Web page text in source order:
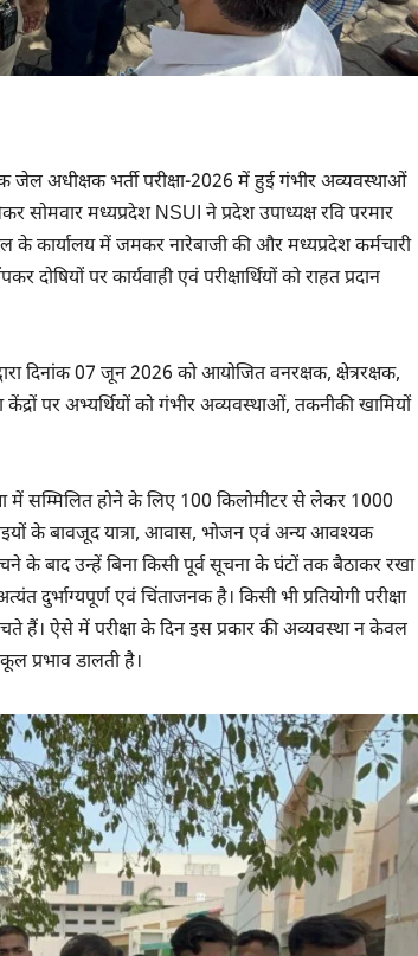
जेल अधीक्षक भर्ती परीक्षा-2026 में हुई गंभीर अव्यवस्थाओं
सोमवार मध्यप्रदेश NSUI ने प्रदेश उपाध्यक्ष रवि परमार
के कार्यालय में जमकर नारेबाजी की और मध्यप्रदेश कर्मचारी
पर कार्यवाही एवं परीक्षार्थियों को राहत प्रदान
दिनांक 07 जून 2026 को आयोजित वनरक्षक, क्षेत्ररक्षक,
केंद्रों पर अभ्यर्थियों को गंभीर अव्यवस्थाओं, तकनीकी खामियों
में सम्मिलित होने के लिए 100 किलोमीटर से लेकर 1000
के बावजूद यात्रा, आवास, भोजन एवं अन्य आवश्यक
के बाद उन्हें बिना किसी पूर्व सूचना के घंटों तक बैठाकर रखा
दुर्भाग्यपूर्ण एवं चिंताजनक है। किसी भी प्रतियोगी परीक्षा
हैं। ऐसे में परीक्षा के दिन इस प्रकार की अव्यवस्था न केवल
प्रभाव डालती है।